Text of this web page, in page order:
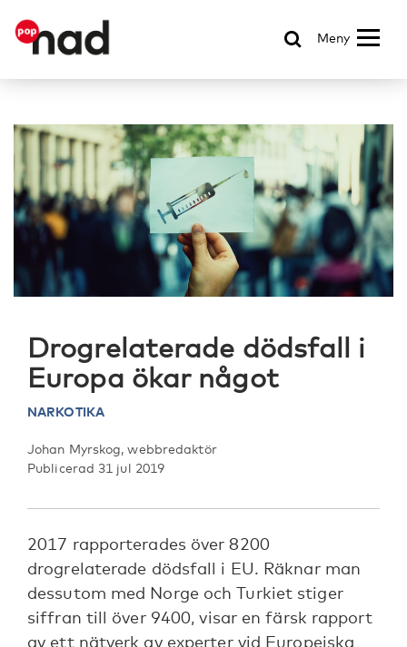
Meny
Drogrelaterade dödsfall i
Europa ökar något
NARKOTIKA
Johan Myrskog, webbredaktör
Publicerad 31 jul 2019
2017 rapporterades över 8200
drogrelaterade dödsfall i EU. Räknar man
dessutom med Norge och Turkiet stiger
siffran till över 9400, visar en färsk rapport
av ett nätverk av experter vid Europeiska